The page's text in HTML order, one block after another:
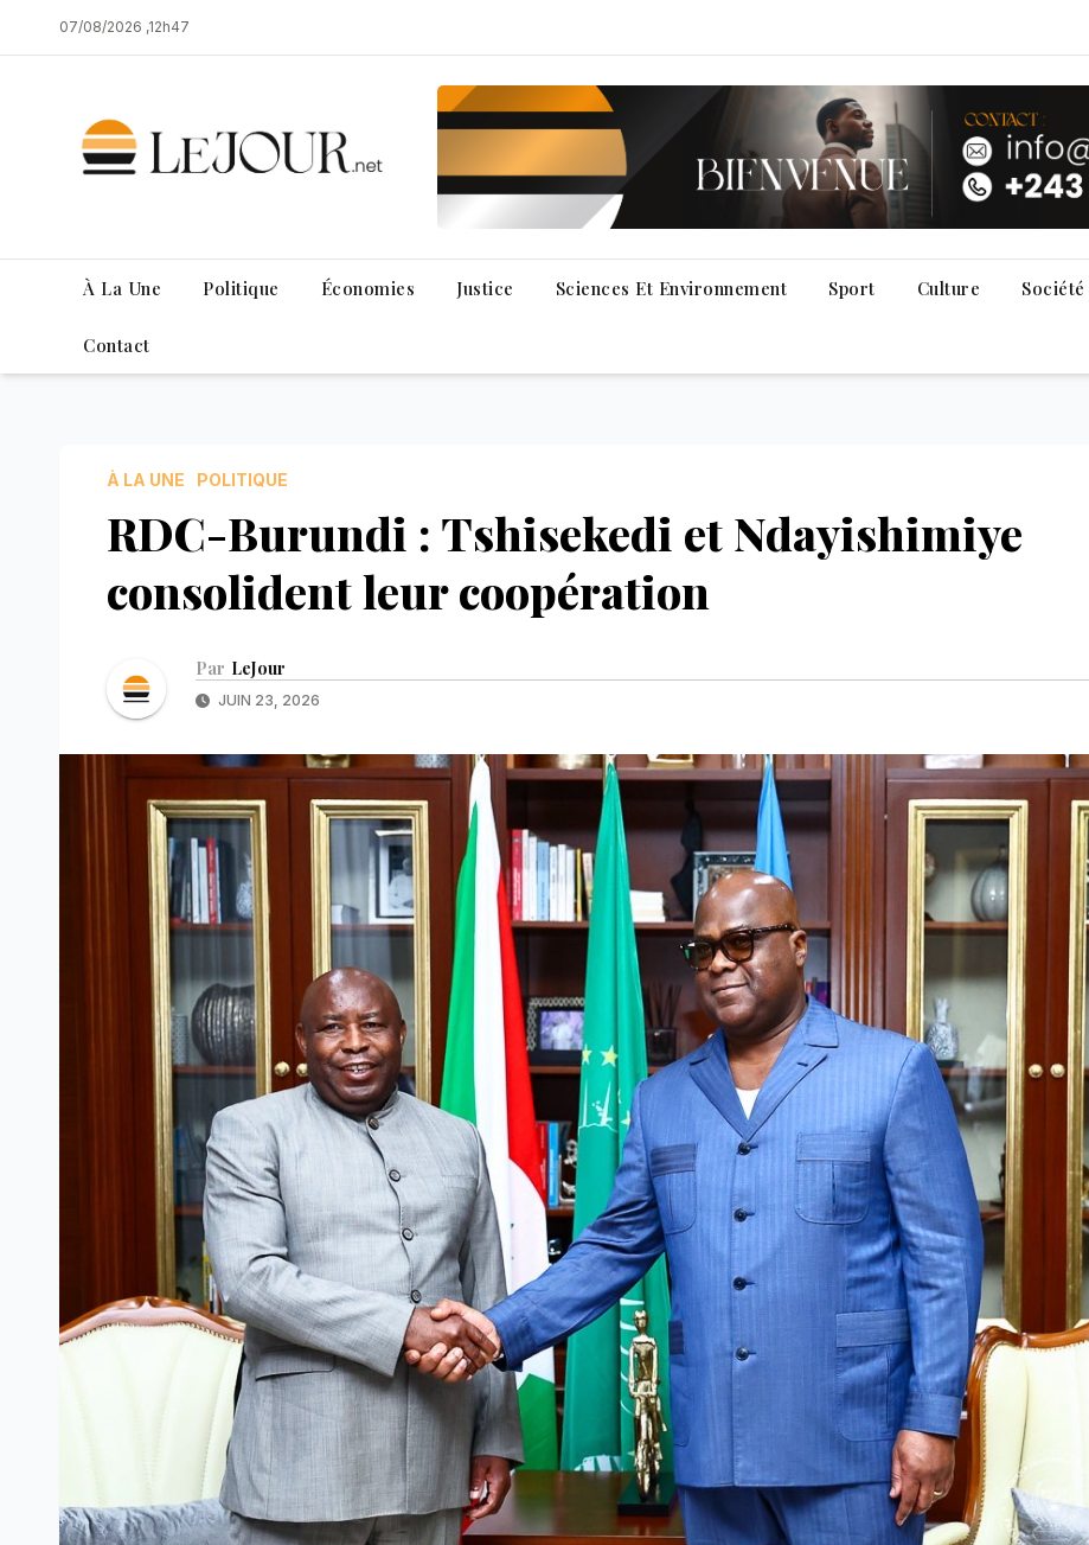
to
07/08/2026 ,12h47
À La Une Politique Économies Justice Sciences Et Environnement Sport Culture Société
Contact
À LA UNE POLITIQUE
RDC-Burundi : Tshisekedi et Ndayishimiye
consolident leur coopération
Par LeJour
JUIN 23, 2026